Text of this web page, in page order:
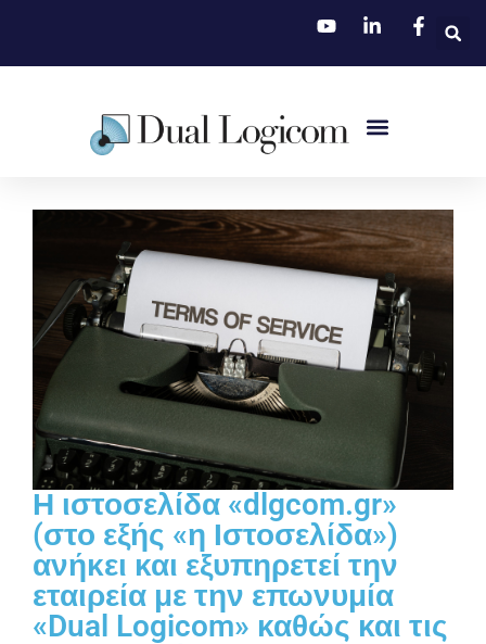
Η ιστοσελίδα «dlgcom.gr»
(στο εξής «η Ιστοσελίδα»)
ανήκει και εξυπηρετεί την
εταιρεία με την επωνυμία
«Dual Logicom» καθώς και τις